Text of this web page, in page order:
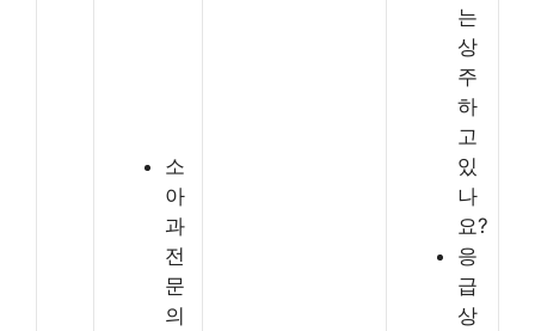
소
아
과
전
문
의
는
상
주
하
고
있
나
요?
응
급
상